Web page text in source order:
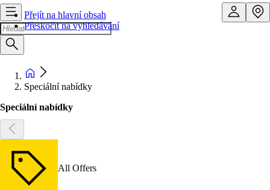
Přejít na hlavní obsah
Přeskočit na vyhledávání
Speciální nabídky
Speciální nabídky
All Offers